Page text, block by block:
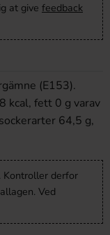
at give feedback
(E153).
kcal, fett 0 g varav
64,5 g,
Kontroller derfor
Ved